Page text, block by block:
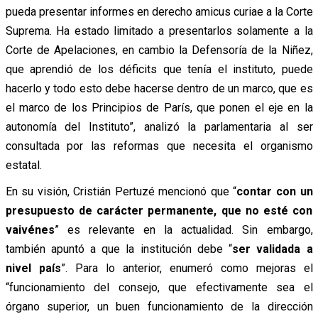
pueda presentar informes en derecho amicus curiae a la Corte
Suprema. Ha estado limitado a presentarlos solamente a la
Corte de Apelaciones, en cambio la Defensoría de la Niñez,
que aprendió de los déficits que tenía el instituto, puede
hacerlo y todo esto debe hacerse dentro de un marco, que es
el marco de los Principios de París, que ponen el eje en la
autonomía del Instituto”, analizó la parlamentaria al ser
consultada por las reformas que necesita el organismo
estatal.
En su visión, Cristián Pertuzé mencionó que “contar con un
presupuesto de carácter permanente, que no esté con
vaivénes” es relevante en la actualidad. Sin embargo,
también apuntó a que la institución debe “ser validada a
nivel país”. Para lo anterior, enumeró como mejoras el
“funcionamiento del consejo, que efectivamente sea el
órgano superior, un buen funcionamiento de la dirección